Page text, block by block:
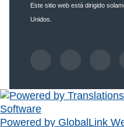
Este sitio web está dirigido
Unidos.
Powered by GlobalLink